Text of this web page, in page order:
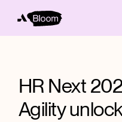
HR Next
Agility